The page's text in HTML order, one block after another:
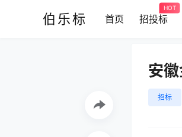
伯乐标 首页 招投标
HOT
安
招标